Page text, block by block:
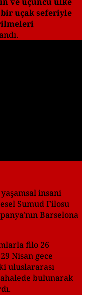
bir uçak seferiyle
insani
Sumud Filosu
Barselona
filo 26
Nisan gece
uluslararası
bulunarak